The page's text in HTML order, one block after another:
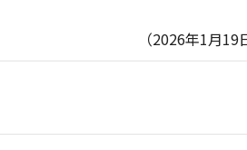
（2026年1月19日現